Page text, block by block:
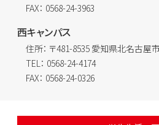
FAX： 0568-24-3963
西キャンパス
住所： 〒481-8535 愛知県北名古屋
TEL： 0568-24-4174
FAX： 0568-24-0326